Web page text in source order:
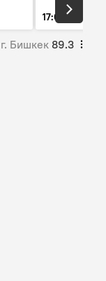
17:08
г. Бишкек 89.3